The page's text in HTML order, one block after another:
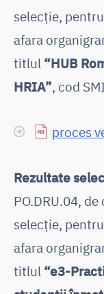
selecție,
afara
titlul “HUB
HRIA”, cod
proces
Rezultate
PO.DRU.04,
selecție,
afara
titlul “e3-